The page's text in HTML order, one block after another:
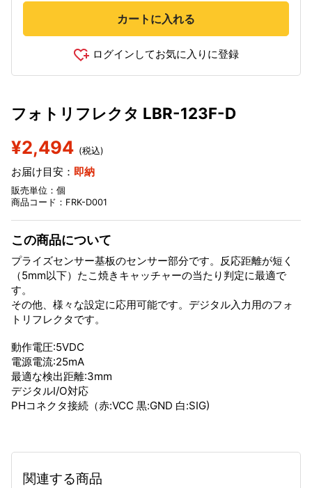
フォトリフレクタ LBR-123F-D
¥2,494 (税込)
お届け目安： 即納
販売単位：個
商品コード：FRK-D001
この商品について
プライズセンサー基板のセンサー部分です。反応距離が短く
（5mm以下）たこ焼きキャッチャーの当たり判定に最適で
す。
その他、様々な設定に応用可能です。デジタル入力用のフォ
トリフレクタです。
動作電圧:5VDC
電源電流:25mA
最適な検出距離:3mm
デジタルI/O対応
PHコネクタ接続（赤:VCC 黒:GND 白:SIG)
カートに入れる
ログインしてお気に入りに登録
関連する商品